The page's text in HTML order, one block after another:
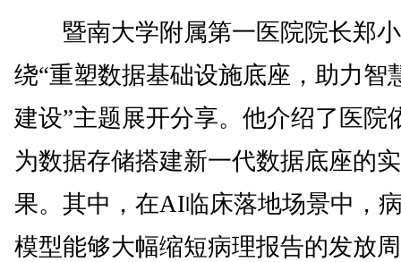
暨南大学附属第一医院院长郑
绕“重塑数据基础设施底座，助力智
建设”主题展开分享。他介绍了医院
为数据存储搭建新一代数据底座的
果。其中，在AI临床落地场景中，
模型能够大幅缩短病理报告的发放